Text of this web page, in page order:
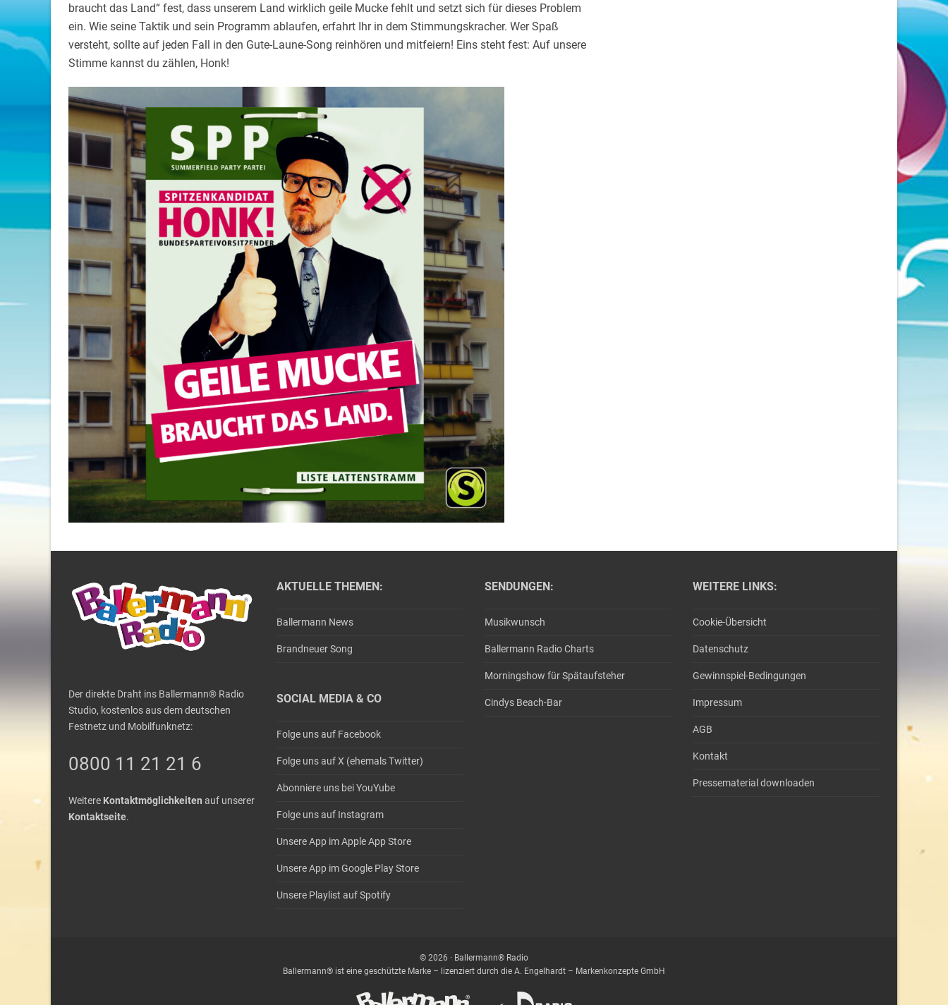
braucht das Land“ fest, dass unserem Land wirklich geile Mucke fehlt und setzt sich für dieses Problem
ein. Wie seine Taktik und sein Programm ablaufen, erfahrt Ihr in dem Stimmungskracher. Wer Spaß
versteht, sollte auf jeden Fall in den Gute-Laune-Song reinhören und mitfeiern! Eins steht fest: Auf unsere
Stimme kannst du zählen, Honk!
Der direkte Draht ins Ballermann® Radio
Studio, kostenlos aus dem deutschen
Festnetz und Mobilfunknetz:
0800 11 21 21 6
Weitere Kontaktmöglichkeiten auf unserer
Kontaktseite.
AKTUELLE THEMEN:
Ballermann News
Brandneuer Song
SOCIAL MEDIA & CO
Folge uns auf Facebook
Folge uns auf X (ehemals Twitter)
Abonniere uns bei YouYube
Folge uns auf Instagram
Unsere App im Apple App Store
Unsere App im Google Play Store
Unsere Playlist auf Spotify
SENDUNGEN:
Musikwunsch
Ballermann Radio Charts
Morningshow für Spätaufsteher
Cindys Beach-Bar
WEITERE LINKS:
Cookie-Übersicht
Datenschutz
Gewinnspiel-Bedingungen
Impressum
AGB
Kontakt
Pressematerial downloaden
© 2026 · Ballermann® Radio
Ballermann® ist eine geschützte Marke – lizenziert durch die A. Engelhardt – Markenkonzepte GmbH